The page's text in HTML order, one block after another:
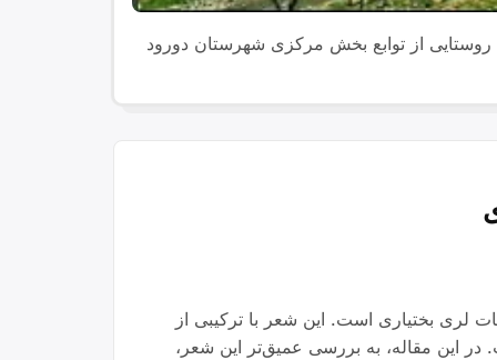
از توابع بخش مرکزی شهرستان دورود
بختیاری است. این شعر با ترکیبی از
این مقاله، به بررسی عمیق‌تر این شعر،